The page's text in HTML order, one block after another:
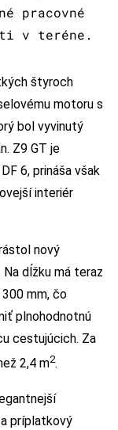
pracovné
v teréne.
štyroch
motoru s
bol vyvinutý
Z9 GT je
6, prináša však
interiér
nový
dĺžku má teraz
mm, čo
plnohodnotnú
cestujúcich. Za
2,4 m2.
a príplatkový